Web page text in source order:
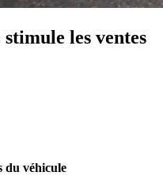
les ventes
du véhicule